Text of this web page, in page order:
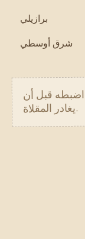
برازيلي
شرق أوسطي
اضبطه قبل أن
يغادر المقلاة.